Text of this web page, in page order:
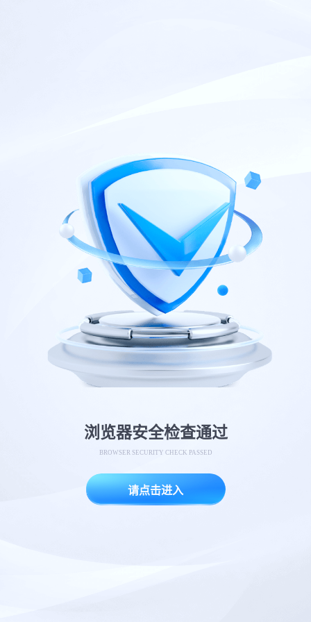
浏览器安全检查通过
BROWSER SECURITY CHECK PASSED
请点击进入